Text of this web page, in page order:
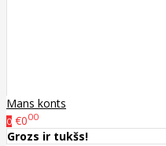
Mans konts
0 €000
Grozs ir tukšs!